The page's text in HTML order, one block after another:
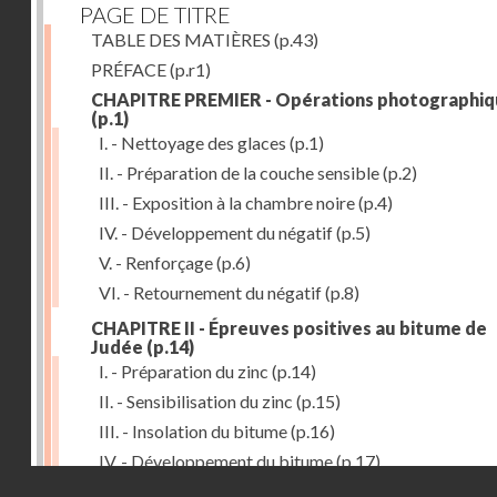
PAGE DE TITRE
TABLE DES MATIÈRES (p.43)
PRÉFACE(p.r1)
CHAPITRE PREMIER - Opérations
(p.1)
I. - Nettoyage des glaces (p.1)
II. - Préparation de la couche sensible(p.2)
III. - Exposition à la chambre noire(p.4)
IV. - Développement du négatif(p.5)
V. - Renforçage(p.6)
VI. - Retournement du négatif(p.8)
CHAPITRE II - Épreuves positives au bitume de
Judée (p.14)
I. - Préparation du zinc (p.14)
II. - Sensibilisation du zinc (p.15)
III. - Insolation du bitume(p.16)
IV. - Développement du bitume(p.17)